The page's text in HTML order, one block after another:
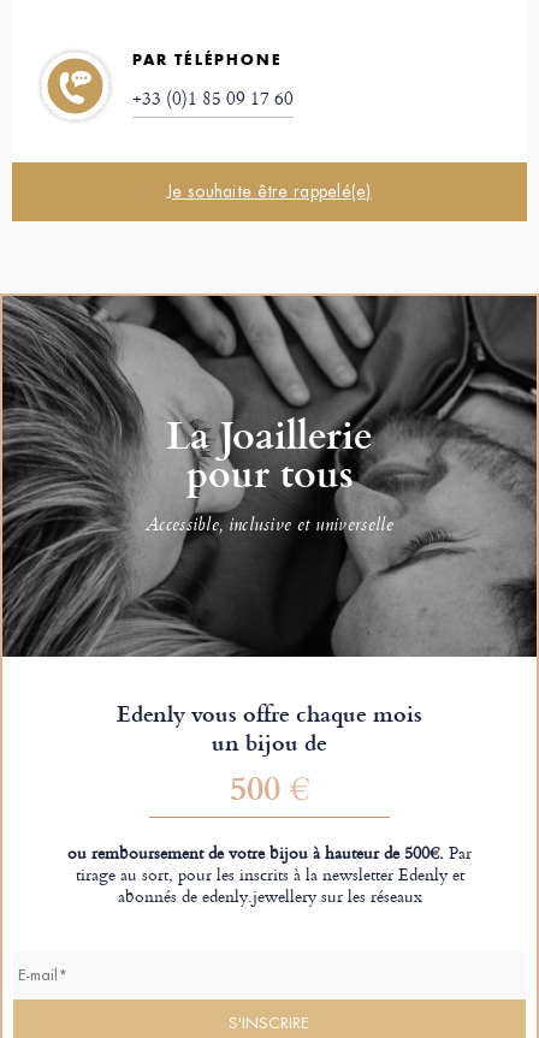
PAR TÉLÉPHONE
+33 (0)1 85 09 17 60
Je souhaite être rappelé(e)
La Joaillerie
pour tous
Accessible, inclusive et universelle
Edenly vous offre chaque mois
un bijou de
500 €
ou remboursement de votre bijou à hauteur de 500€.Par
tirage au sort, pour les inscrits à la newsletter Edenly et
abonnés de edenly.jewellery sur les réseaux